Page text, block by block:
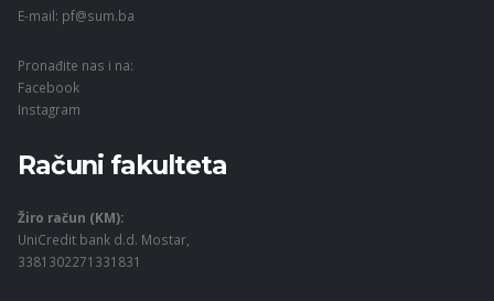
E-mail: pf@sum.ba
Pronađite nas i na:
Facebook
Instagram
Računi fakulteta
Žiro račun (KM):
UniCredit bank d.d. Mostar,
3381302271331831